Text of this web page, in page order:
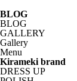
BLOG
BLOG
GALLERY
Gallery
Menu
Kirameki brand
DRESS UP